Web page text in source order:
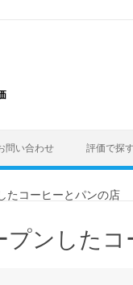
問い合わせ 評価で探す
たコーヒーとパンの店
プンした